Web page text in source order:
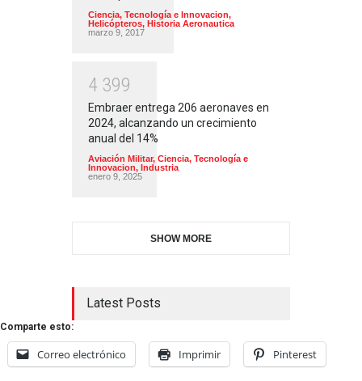
Ciencia, Tecnología e Innovacion,
Helicópteros, Historia Aeronautica
marzo 9, 2017
4 399
Embraer entrega 206 aeronaves en
2024, alcanzando un crecimiento
anual del 14%
Aviación Militar, Ciencia, Tecnología e
Innovacion, Industria
enero 9, 2025
SHOW MORE
Latest Posts
Comparte esto:
Correo electrónico Imprimir Pinterest